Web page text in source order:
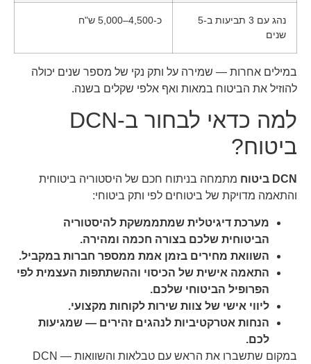
נהג עם 3 תביעות ב-5
שנים
כ-4,500–5,000 ש"ח
במילים אחרות — שמירה על ותק נקי של מספר שנים יכולה
להוזיל את הביטוח במאות ואף אלפי שקלים בשנה.
למה כדאי לבחור ב-DCN
ביטוח?
DCN ביטוח
מתמחה בניתוח חכם של היסטוריה ביטוחית
והתאמה מדויקת של ביטוחים לפי ותק ביטוחי:
מערכת דיגיטלית שמתממשקת להיסטוריה
הביטוחית שלכם בצורה חכמה ומהירה.
השוואת מחירים בזמן אמת ממספר חברות במקביל.
התאמה אישית של הכיסוי וההשתתפות העצמית לפי
הפרופיל הביטוחי שלכם.
ליווי אישי של צוות שירות לקוחות מקצועי.
הנחות אטרקטיביות לנהגים זהירים — שמגיעות
לכם.
במקום שתשברו את הראש עם טבלאות והשוואות — DCN